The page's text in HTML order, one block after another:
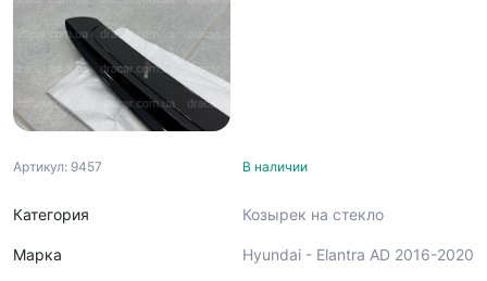
Артикул: 9457
Категория
Марка
В наличии
Козырек на стекло
Hyundai - Elantra AD 2016-2020